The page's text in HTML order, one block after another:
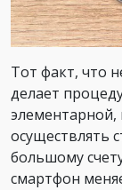
Тот факт, что
делает
элементарной,
осуществлять
большому
смартфон